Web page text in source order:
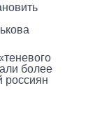
более
россиян